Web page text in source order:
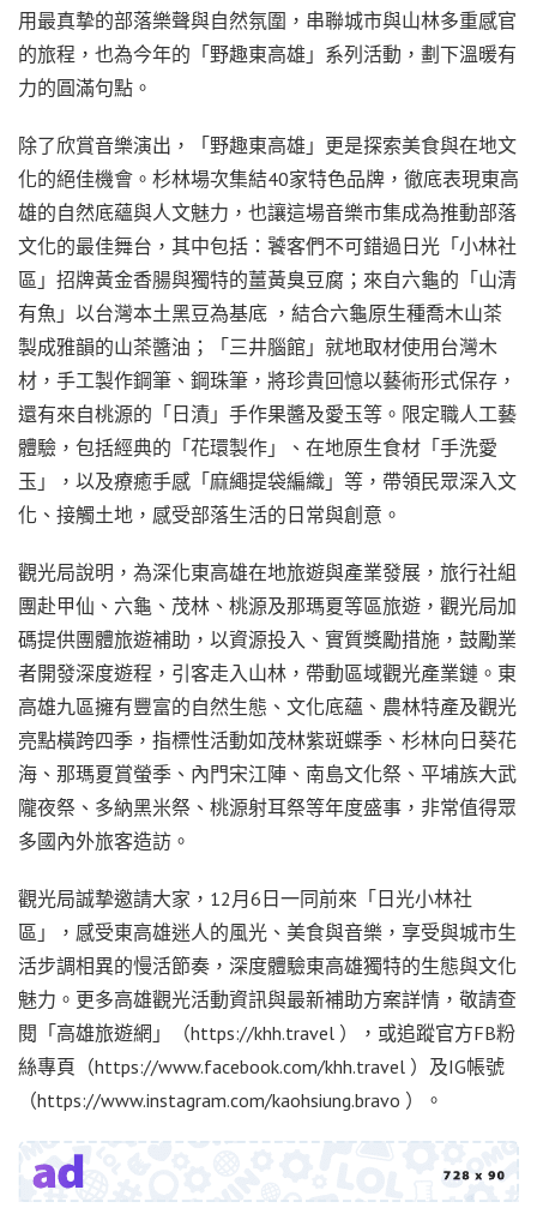
用最真摯的部落樂聲與自然氛圍，串聯城市與山林多重感官
的旅程，也為今年的「野趣東高雄」系列活動，劃下溫暖有
力的圓滿句點。
除了欣賞音樂演出，「野趣東高雄」更是探索美食與在地文
化的絕佳機會。杉林場次集結40家特色品牌，徹底表現東高
雄的自然底蘊與人文魅力，也讓這場音樂市集成為推動部落
文化的最佳舞台，其中包括：饕客們不可錯過日光「小林社
區」招牌黃金香腸與獨特的薑黃臭豆腐；來自六龜的「山清
有魚」以台灣本土黑豆為基底 ，結合六龜原生種喬木山茶
製成雅韻的山茶醬油；「三井腦館」就地取材使用台灣木
材，手工製作鋼筆、鋼珠筆，將珍貴回憶以藝術形式保存，
還有來自桃源的「日漬」手作果醬及愛玉等。限定職人工藝
體驗，包括經典的「花環製作」、在地原生食材「手洗愛
玉」，以及療癒手感「麻繩提袋編織」等，帶領民眾深入文
化、接觸土地，感受部落生活的日常與創意。
觀光局說明，為深化東高雄在地旅遊與產業發展，旅行社組
團赴甲仙、六龜、茂林、桃源及那瑪夏等區旅遊，觀光局加
碼提供團體旅遊補助，以資源投入、實質獎勵措施，鼓勵業
者開發深度遊程，引客走入山林，帶動區域觀光產業鏈。東
高雄九區擁有豐富的自然生態、文化底蘊、農林特產及觀光
亮點橫跨四季，指標性活動如茂林紫斑蝶季、杉林向日葵花
海、那瑪夏賞螢季、內門宋江陣、南島文化祭、平埔族大武
隴夜祭、多納黑米祭、桃源射耳祭等年度盛事，非常值得眾
多國內外旅客造訪。
觀光局誠摯邀請大家，12月6日一同前來「日光小林社
區」，感受東高雄迷人的風光、美食與音樂，享受與城市生
活步調相異的慢活節奏，深度體驗東高雄獨特的生態與文化
魅力。更多高雄觀光活動資訊與最新補助方案詳情，敬請查
閱「高雄旅遊網」（https://khh.travel ），或追蹤官方FB粉
絲專頁（https://www.facebook.com/khh.travel ）及IG帳號
（https://www.instagram.com/kaohsiung.bravo ）。